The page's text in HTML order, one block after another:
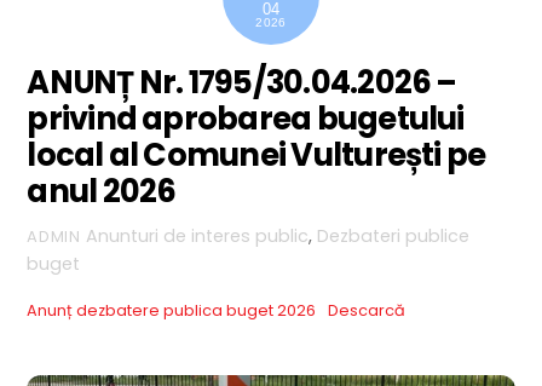
04
2026
ANUNȚ Nr. 1795/30.04.2026 –
privind aprobarea bugetului
local al Comunei Vulturești pe
anul 2026
ADMIN Anunturi de interes public, Dezbateri publice
buget
Anunț dezbatere publica buget 2026 Descarcă